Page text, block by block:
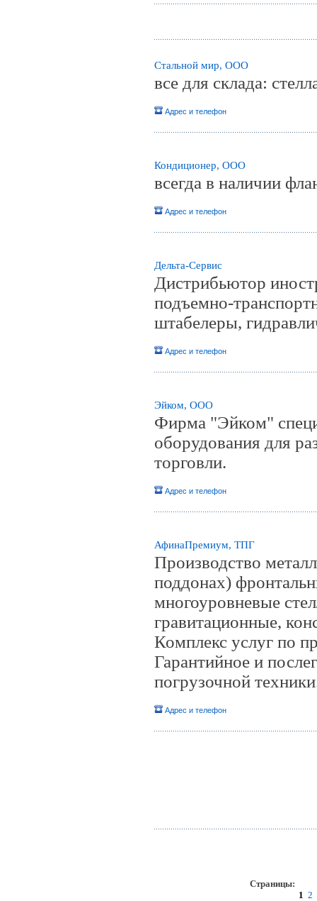
Стальной мир, ООО
все для склада:
Адрес и телефон
Кондиционер, ООО
всегда в наличии
Адрес и телефон
Дельта-Сервис
Дистрибьютор
подъемно-
штабелеры,
Адрес и телефон
Эйком, ООО
Фирма "Эйком"
оборудования для
торговли.
Адрес и телефон
АфинаПремиум, ТПГ
Производство
поддонах)
многоуровневые
гравитационные,
Комплекс услуг по
Гарантийное и
погрузочной
Адрес и телефон
Страницы:
1 2